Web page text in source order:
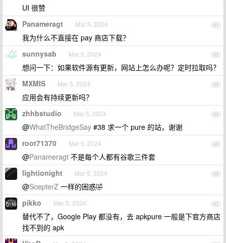
UI 很赞
41
Panameragt Mar 5, 2024
我为什么不直接在 pay 商店下载？
42
sunnysab Mar 5, 2024
想问一下：如果软件源有更新，网站上怎么办呢？定时拉取吗？
43
MXMIS Mar 5, 2024
应用会有持续更新吗？
44
zhhbstudio Mar 5, 2024
@WhatTheBridgeSay #38 求一个 pure 的站，谢谢
45
root71370 Mar 5, 2024
@Panameragt 不是每个人都有谷歌三件套
46
lightionight Mar 5, 2024
@ScepterZ 一样的困惑🤣
47
pikko Mar 5, 2024
替代不了，Google Play 都没有，去 apkpure 一般是下官方商店
找不到的 apk